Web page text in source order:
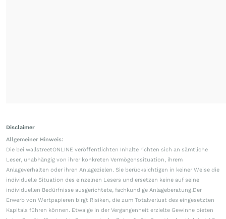
Disclaimer
Allgemeiner Hinweis:
Die bei wallstreetONLINE veröffentlichten Inhalte richten sich an sämtliche
Leser, unabhängig von ihrer konkreten Vermögenssituation, ihrem
Anlageverhalten oder ihren Anlagezielen. Sie berücksichtigen in keiner Weise die
individuelle Situation des einzelnen Lesers und ersetzen keine auf seine
individuellen Bedürfnisse ausgerichtete, fachkundige Anlageberatung.Der
Erwerb von Wertpapieren birgt Risiken, die zum Totalverlust des eingesetzten
Kapitals führen können. Etwaige in der Vergangenheit erzielte Gewinne bieten